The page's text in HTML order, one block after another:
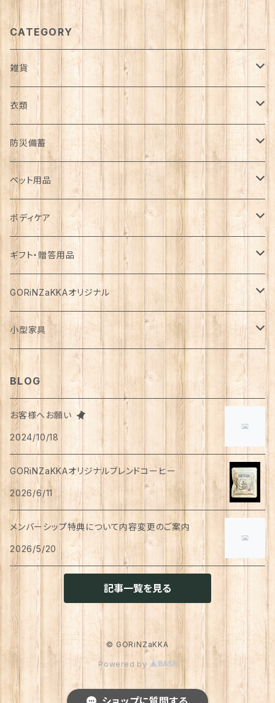
CATEGORY
雑貨
日用品雑貨
インテリア
カゴ・バスケット
エコバッグ
花瓶
鏡
お風呂・ランドリー
タオル
スリッパ
マスク
ハンドソープ
アロマ・お香
トラベルセット
カレンダー
クッション・クッションカバー
ファブリック・マルチカバー
ブランケット
照明
服飾雑貨
帽子
アクセサリー
マフラー・ストール
ブランケット
バッグ
カゴバッグ
スマホショルダーバッグ
ポーチ
お財布・カード入れ
手袋・アームカバー
ハンカチ
てぬぐい
キーホルダー
メガネ・メガネケース
傘
キッチン雑貨
食器
お箸
カトラリー
ストロー
ポット・急須
湯のみ
グラス
カップ&ソーサー
マグカップ
コースター
お皿
箸置き
お菓子作り
ふきん
ガーデン雑貨
ジョウロ
鉢
はさみ
支柱
ステーショナリー
紙類
ノート
カード
はがき
ペン
メモ帳
スケジュール帳
はさみ
ふせん
マスキングテープ
ミニチュア
アウトドア
手芸用品
衣類
アウター
コート
ダウン
ジャケット
パーカー・ウィンドブレーカー
カーディガン
ベスト
ブルゾン
トップス
長袖
半袖
五分丈、七分丈
ニット
タンクトップ
フレンチスリーブ
ボトムス
スカート
キュロット
ワイドパンツ
パンツ
ワンピース・チュニック
ルームウェア・パジャマ
アンダーウェア
レッグウェア
靴下
タイツ
足首ウォーマー
メンズ
ボトムス
アウター
ジャケット
トップス
防災備蓄
防災用品
下着
食器・カトラリー
バッテリー
ブランケット・寝具
食料
パックご飯
お餅
麺類
穀物
粉物
缶詰・瓶詰
レトルト惣菜
カレー
味噌汁・スープ
お茶漬け
乾物
調味料・オイル
だし
飲料
水・炭酸水
ジュース
コーヒー
紅茶
お茶
ハーブティー
希釈飲料
ペーパー類
トイレットペーパー
ティッシュペーパー
ライト
ろうそく
ペット用品
ドライフード
犬用
猫用
メダカ
ウェットフード
無添加・手作り（犬用）
猫用
缶詰
犬用
猫用
レトルト食品
犬用
猫用
おやつ
犬用
猫用
犬猫共通
食器
犬用
猫用
衣類・服飾雑貨
犬用
猫用
おもちゃ
猫用
ボディケア
犬用
猫用
犬猫兼用
ベッド
トイレ周り
犬用
猫用
犬猫兼用
その他雑貨
サプリメント
ボディケア
基礎化粧品
化粧水
乳液
医薬部外品
リップクリーム
メイク用品
ボディーソープ
ヘアケア
クシ・ブラシ
シャンプー
リンスインシャンプー
トリートメント
せっけん
洗顔
ハンドクリーム
オーラルケア
入浴剤・バスボム
ギフト・贈答用品
食品・飲料
食器類
タオル
洗剤
防災用品
ラッピング資材
GORiNZaKKAオリジナル
アパレル
Tシャツ
アクセサリー
ピアス
イヤリング・ノンホールピアス
リング
飲料
珈琲
小型家具
スツール
BLOG
お客様へお願い
2024/10/18
GORiNZaKKAオリジナルブレンドコーヒー
2026/6/11
メンバーシップ特典について内容変更のご案内
2026/5/20
記事一覧を見る
© GORiNZaKKA
Powered by